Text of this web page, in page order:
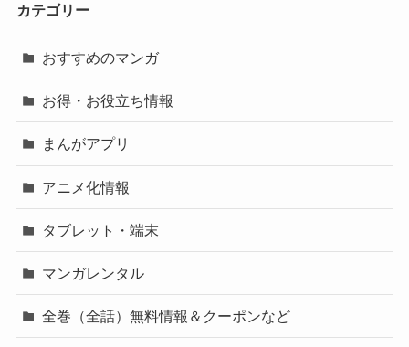
カテゴリー
おすすめのマンガ
お得・お役立ち情報
まんがアプリ
アニメ化情報
タブレット・端末
マンガレンタル
全巻（全話）無料情報＆クーポンなど